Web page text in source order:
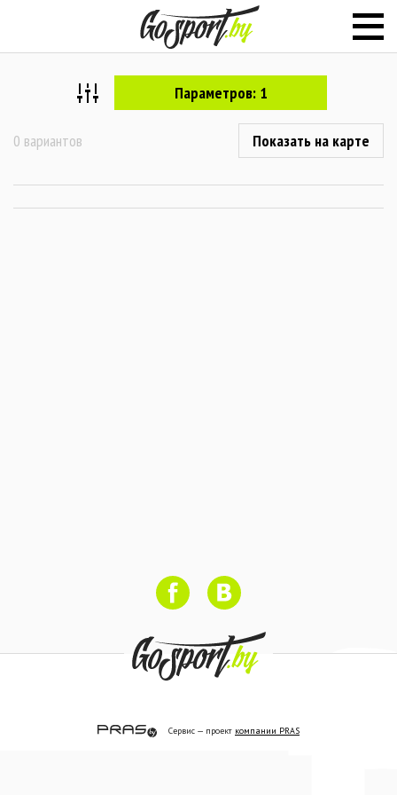
Параметров: 1
0 вариантов Показать на карте
Сервис — проект компании PRAS